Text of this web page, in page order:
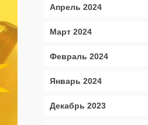
Апрель 2024
Март 2024
Февраль 2024
Январь 2024
Декабрь 2023